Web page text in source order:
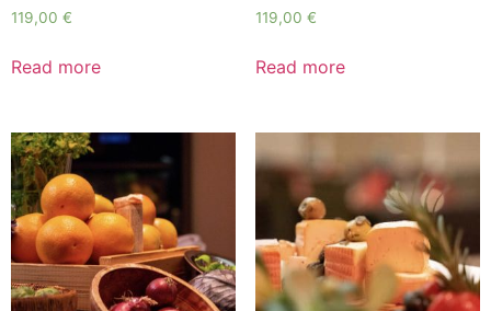
119,00 €
Read more
119,00 €
Read more